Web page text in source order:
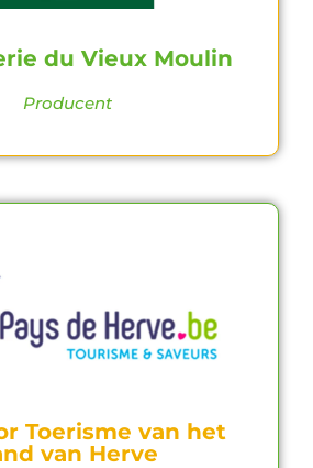
du Vieux Moulin
Producent
Toerisme van het
van Herve